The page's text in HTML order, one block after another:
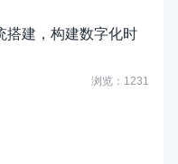
搭建，构建数字化时
浏览：1231